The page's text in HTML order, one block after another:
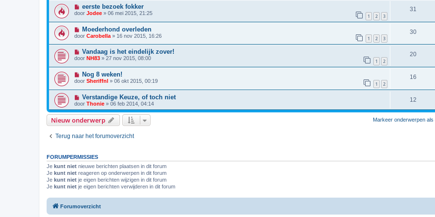
eerste bezoek fokker
door Jodee » 06 mei 2015, 21:25 1 2 3
31
Moederhond overleden
door Carobella » 16 nov 2015, 16:26 1 2 3
30
Vandaag is het eindelijk zover!
door NH83 » 27 nov 2015, 08:00 1 2
20
Nog 8 weken!
door Sheriffnl » 06 okt 2015, 00:19 1 2
16
Verstandige Keuze, of toch niet
door Thonie » 06 feb 2014, 04:14
12
Nieuw onderwerp Markeer onderwerpen als
Terug naar het forumoverzicht
FORUMPERMISSIES
Je kunt niet nieuwe berichten plaatsen in dit forum
Je kunt niet reageren op onderwerpen in dit forum
Je kunt niet je eigen berichten wijzigen in dit forum
Je kunt niet je eigen berichten verwijderen in dit forum
Forumoverzicht